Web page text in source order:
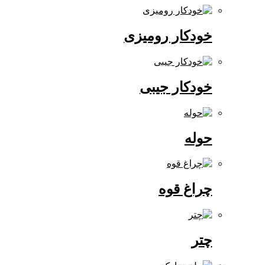
خودکار رومیزی
خودکار جیبی
چراغ قوه